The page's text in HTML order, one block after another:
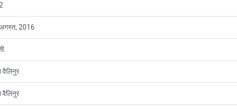
2016
वैलिनुर
वैलिनुर